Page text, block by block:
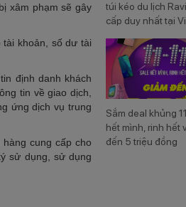
xâm phạm sẽ gây
khoản, số dư tài
định danh khách
tin về giao dịch,
ứng dịch vụ trung
cung cấp cho
sử dụng, sử dụng
túi kéo du lịch
cấp duy nhất tại
Sắm deal khủng
hết mình, rinh hết
đến 5 triệu đồng